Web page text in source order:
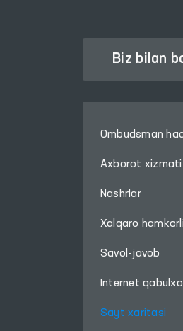
Biz bilan
Ombudsman
Axborot xizmati
Nashrlar
Xalqaro
Savol-javob
Internet
Sayt xaritasi